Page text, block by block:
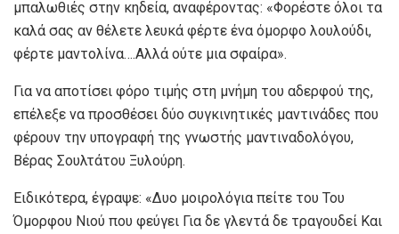
μπαλωθιές στην κηδεία, αναφέροντας: «Φορέστε όλοι τα
καλά σας αν θέλετε λευκά φέρτε ένα όμορφο λουλούδι,
φέρτε μαντολίνα….Αλλά ούτε μια σφαίρα».
Για να αποτίσει φόρο τιμής στη μνήμη του αδερφού της,
επέλεξε να προσθέσει δύο συγκινητικές μαντινάδες που
φέρουν την υπογραφή της γνωστής μαντιναδολόγου,
Βέρας Σουλτάτου Ξυλούρη.
Ειδικότερα, έγραψε: «Δυο μοιρολόγια πείτε του Του
Όμορφου Νιού που φεύγει Για δε γλεντά δε τραγουδεί Και